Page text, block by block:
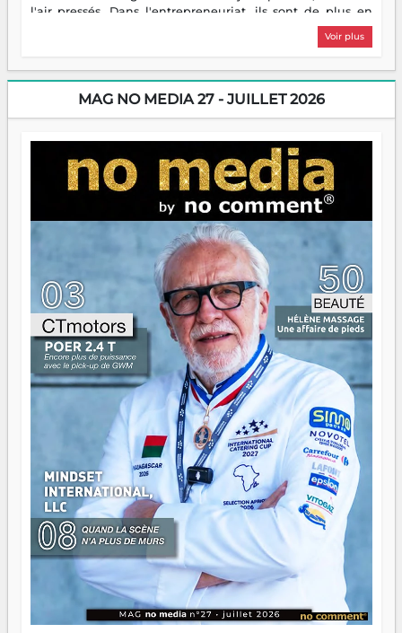
l'air pressés. Dans l'entrepreneuriat, ils sont de plus en
plus nombreux à se lancer, à créer, à risquer — souvent
sans filet, souvent sans aide, mais toujours avec cette
dorment vraiment la nuit. En culture, les nouvelles sont
encore meilleures. Aina Rasamoelina vient de décrocher le
Prix RFI Instrumental Afrique. Miangaly Elia rafle le Prix
jeunes qui tiennent la torche. Alors oui, on pourrait
s'arrêter là, applaudir et rentrer chez soi satisfait. Mais ce
serait passer à côté d'une chose essentielle. La fougue, ça
brûle fort — et parfois, ça brûle vite. Une flamme sans
direction peut éclairer autant qu'elle peut consumer. C'est
là que les aînés entrent en scène — pas pour reprendre le
gouvernail, mais pour montrer où sont les récifs. Les jeunes
ont la force, les vieux ont l'expérience, comme on dit. Ce
n'est pas un combat de générations — c'est une question
d'équipage. Partagez vos réussites, mais aussi vos échecs.
Surtout vos échecs, d'ailleurs — ils enseignent mieux que
n'importe quel manuel. À Madagascar, la barque avance.
Il faut juste s'assurer que tout le monde rame dans le
même sens.
Voir plus
MAG NO MEDIA 27 - JUILLET 2026